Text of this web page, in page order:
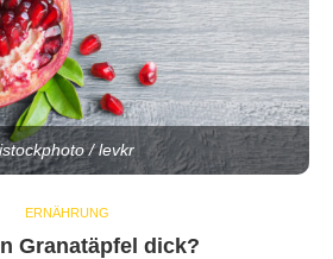
istockphoto / levkr
ERNÄHRUNG
Granatäpfel dick?